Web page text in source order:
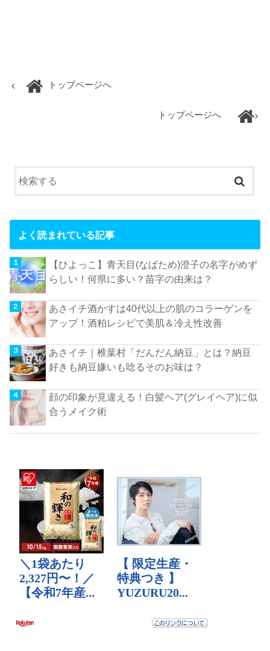
トップページへ
トップページへ
よく読まれている記事
【ひよっこ】青天目(なばため)澄子の名字がめず
らしい！何県に多い？苗字の由来は？
あさイチ酒かすは40代以上の肌のコラーゲンを
アップ！酒粕レシピで美肌＆冷え性改善
あさイチ｜椎葉村「だんだん納豆」とは？納豆
好きも納豆嫌いも唸るそのお味は？
顔の印象が見違える！白髪ヘア(グレイヘア)に似
合うメイク術